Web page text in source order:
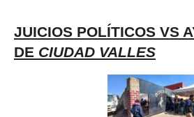
JUICIOS POLÍTICOS VS
DE CIUDAD VALLES